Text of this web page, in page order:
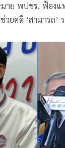
มาย พปชร. ฟ้อง
วยคดี ‘สามารถ’